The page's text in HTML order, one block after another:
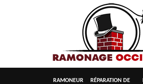
RAMONEUR
RÉPARATION DE